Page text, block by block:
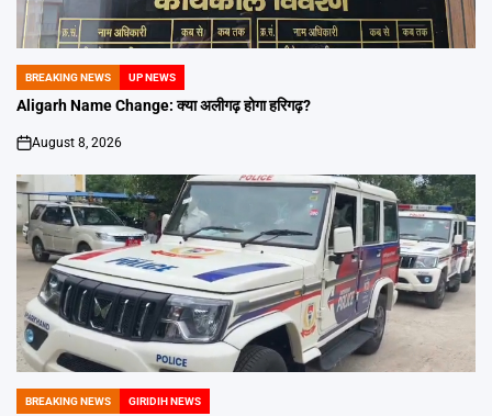
POSTED
IN
BREAKING NEWS UP NEWS
Aligarh Name Change: क्या अलीगढ़ होगा हरिगढ़?
on
August 8, 2026
POSTED
BREAKING NEWS GIRIDIH NEWS